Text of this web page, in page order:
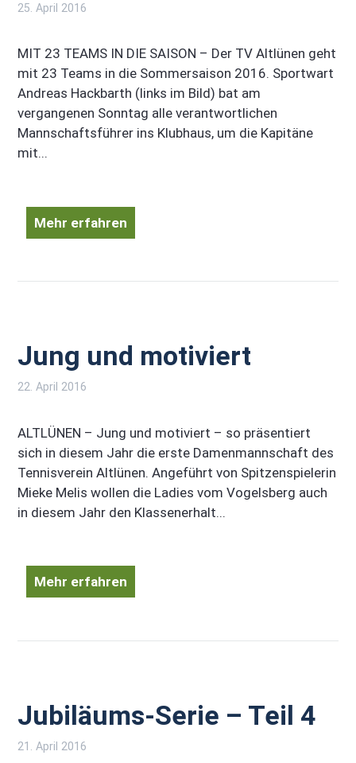
25. April 2016
MIT 23 TEAMS IN DIE SAISON – Der TV Altlünen geht
mit 23 Teams in die Sommersaison 2016. Sportwart
Andreas Hackbarth (links im Bild) bat am
vergangenen Sonntag alle verantwortlichen
Mannschaftsführer ins Klubhaus, um die Kapitäne
mit...
Mehr erfahren
Jung und motiviert
22. April 2016
ALTLÜNEN – Jung und motiviert – so präsentiert
sich in diesem Jahr die erste Damenmannschaft des
Tennisverein Altlünen. Angeführt von Spitzenspielerin
Mieke Melis wollen die Ladies vom Vogelsberg auch
in diesem Jahr den Klassenerhalt...
Mehr erfahren
Jubiläums-Serie – Teil 4
21. April 2016